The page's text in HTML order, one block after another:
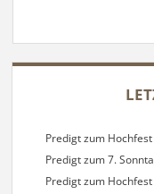
SIDEBAR
Predigt zum
Predigt zum 7.
Predigt zum